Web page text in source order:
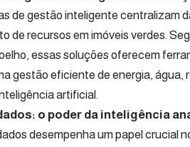
de gestão inteligente centralizam
de recursos em imóveis verdes.
essas soluções oferecem
gestão eficiente de energia, água,
artificial.
o poder da inteligência
desempenha um papel crucial